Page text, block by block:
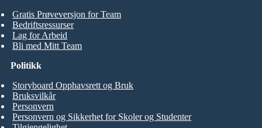
Gratis Prøveversjon for Team
Bedriftsressurser
Lag for Arbeid
Bli med Mitt Team
Politikk
Storyboard Opphavsrett og Bruk
Bruksvilkår
Personvern
Personvern og Sikkerhet for Skoler og Studenter